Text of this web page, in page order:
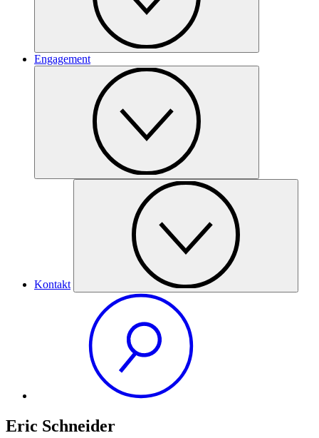
Engagement
Kontakt
Eric Schneider